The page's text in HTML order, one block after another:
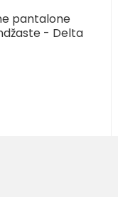
pantalone
- Delta